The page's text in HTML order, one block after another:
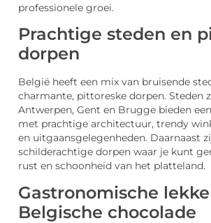
professionele groei.
Prachtige steden en
dorpen
België heeft een mix van bruisende
charmante, pittoreske dorpen. Steden
Antwerpen, Gent en Brugge bieden
met prachtige architectuur, trendy
en uitgaansgelegenheden. Daarnaast
schilderachtige dorpen waar je kunt
rust en schoonheid van het platteland.
Gastronomische
Belgische chocolade